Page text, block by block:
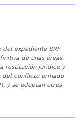
expediente SRF
de unas áreas
restitución jurídica y
del conflicto armado
y se adoptan otras